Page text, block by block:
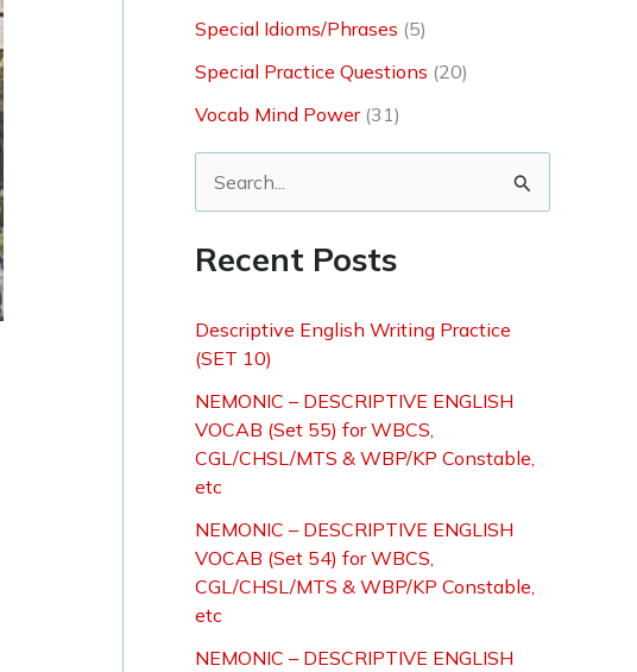
Special Idioms/Phrases (5)
Special Practice Questions (20)
Vocab Mind Power(31)
a
c
o
r
:
Recent Posts
Descriptive English Writing Practice
(SET 10)
NEMONIC – DESCRIPTIVE ENGLISH
VOCAB (Set 55) for WBCS,
CGL/CHSL/MTS & WBP/KP Constable,
etc
NEMONIC – DESCRIPTIVE ENGLISH
VOCAB (Set 54) for WBCS,
CGL/CHSL/MTS & WBP/KP Constable,
etc
NEMONIC – DESCRIPTIVE ENGLISH